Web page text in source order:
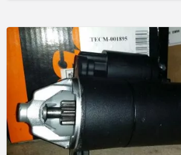
MOTOR
DE
ARRANQUE
FORD
FOCUS
MONDEO
TDDI
Y